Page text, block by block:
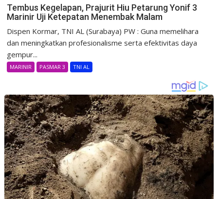
Tembus Kegelapan, Prajurit Hiu Petarung Yonif 3
Marinir Uji Ketepatan Menembak Malam
Dispen Kormar, TNI AL (Surabaya) PW : Guna memelihara
dan meningkatkan profesionalisme serta efektivitas daya
gempur...
MARINIR PASMAR 3 TNI AL